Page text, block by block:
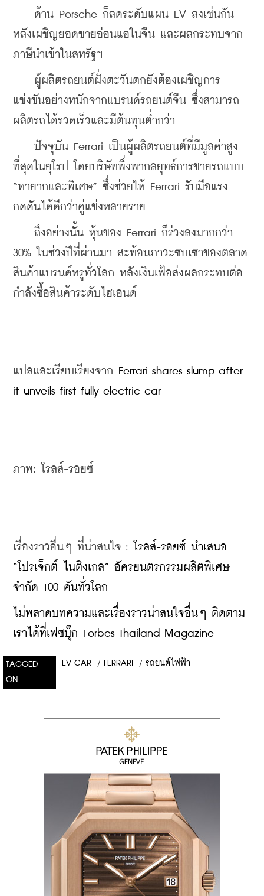
ด้าน Porsche ก็ลดระดับแผน EV ลงเช่นกัน
หลังเผชิญยอดขายอ่อนแอในจีน และผลกระทบจาก
ภาษีนำเข้าในสหรัฐฯ
ผู้ผลิตรถยนต์ฝั่งตะวันตกยังต้องเผชิญการ
แข่งขันอย่างหนักจากแบรนด์รถยนต์จีน ซึ่งสามารถ
ผลิตรถได้รวดเร็วและมีต้นทุนต่ำกว่า
ปัจจุบัน Ferrari เป็นผู้ผลิตรถยนต์ที่มีมูลค่าสูง
ที่สุดในยุโรป โดยบริษัทพึ่งพากลยุทธ์การขายรถแบบ
“หายากและพิเศษ” ซึ่งช่วยให้ Ferrari รับมือแรง
กดดันได้ดีกว่าคู่แข่งหลายราย
ถึงอย่างนั้น หุ้นของ Ferrari ก็ร่วงลงมากกว่า
30% ในช่วงปีที่ผ่านมา สะท้อนภาวะซบเซาของตลาด
สินค้าแบรนด์หรูทั่วโลก หลังเงินเฟ้อส่งผลกระทบต่อ
กำลังซื้อสินค้าระดับไฮเอนด์
แปลและเรียบเรียงจาก Ferrari shares slump after
it unveils first fully electric car
ภาพ: โรลส์-รอยซ์
เรื่องราวอื่นๆ ที่น่าสนใจ :
โรลส์-รอยซ์ นำเสนอ
“โปรเจ็กต์ ไนติงเกล” อัครยนตรกรรมผลิตพิเศษ
จำกัด 100 คันทั่วโลก
ไม่พลาดบทความและเรื่องราวน่าสนใจอื่นๆ ติดตาม
เราได้ที่เฟซบุ๊ก Forbes Thailand Magazine
TAGGED
ON
EV CAR / FERRARI / รถยนต์ไฟฟ้า